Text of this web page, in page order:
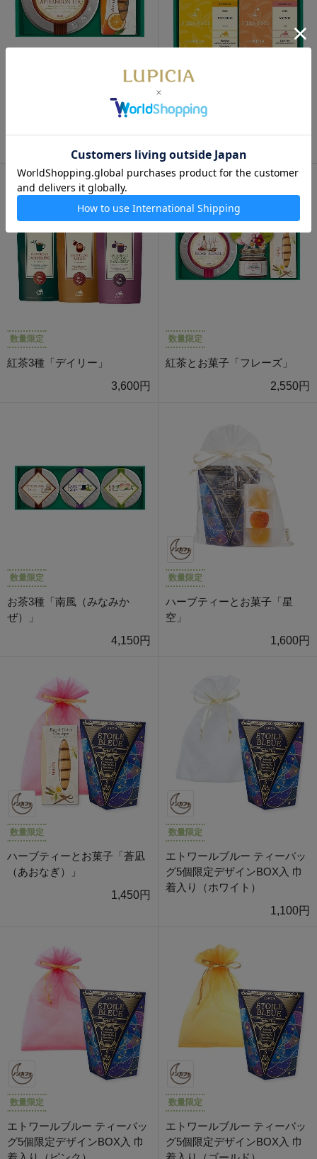
紅茶とお菓子「昼下がり」
数量限定
お茶3種とお菓子「薫風（くん
数量限定
紅茶3種「デイリー」
3,600円
数量限定
紅茶とお菓子「フレーズ」
2,550円
数量限定
お茶3種「南風（みなみか
ぜ）」
4,150円
数量限定
ハーブティーとお菓子「星
空」
1,600円
数量限定
ハーブティーとお菓子「蒼凪
（あおなぎ）」
1,450円
数量限定
エトワールブルー ティーバッ
グ5個限定デザインBOX入 巾
着入り（ホワイト）
1,100円
数量限定
エトワールブルー ティーバッ
グ5個限定デザインBOX入 巾
数量限定
エトワールブルー ティーバッ
グ5個限定デザインBOX入 巾